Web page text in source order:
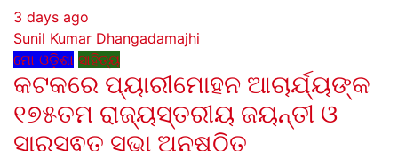
3 days ago
Sunil Kumar Dhangadamajhi
ମୋ ଓଡ଼ିଶା ସାହିତ୍ୟ
କଟକରେ ପ୍ୟାରୀମୋହନ ଆଚାର୍ଯ୍ୟଙ୍କ
୧୭୫ତମ ରାଜ୍ୟସ୍ତରୀୟ ଜୟନ୍ତୀ ଓ
ସାରସ୍ଵତ ସଭା ଅନୁଷ୍ଠିତ